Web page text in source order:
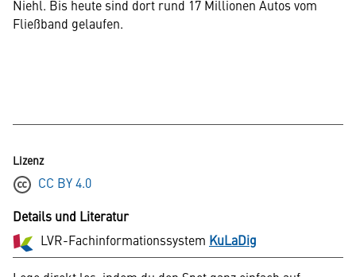
Niehl. Bis heute sind dort rund 17 Millionen Autos vom
Fließband gelaufen.
Lizenz
CC BY 4.0
Details und Literatur
LVR-Fachinformationssystem KuLaDig